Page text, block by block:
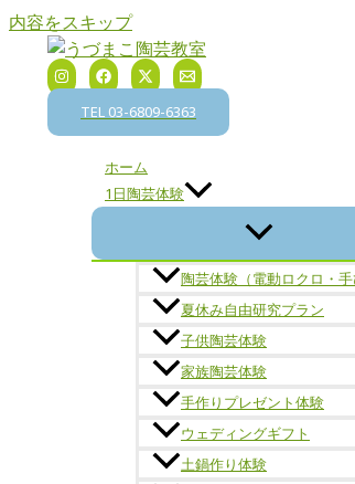
内容をスキップ
TEL 03-6809-6363
ホーム
1日陶芸体験
陶芸体験（電動ロクロ・手
夏休み自由研究プラン
子供陶芸体験
家族陶芸体験
手作りプレゼント体験
ウェディングギフト
土鍋作り体験